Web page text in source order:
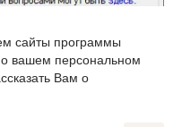
сайты программы
вашем персональном
Вам о